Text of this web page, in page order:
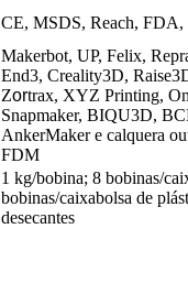
CE, MSDS, Reach,
Makerbot, UP, Felix,
End3, Creality3D,
Zortrax, XYZ Printing,
Snapmaker, BIQU3D,
AnkerMaker e calquera
FDM
1 kg/bobina; 8 bobinas/
bobinas/caixabolsa de
desecantes